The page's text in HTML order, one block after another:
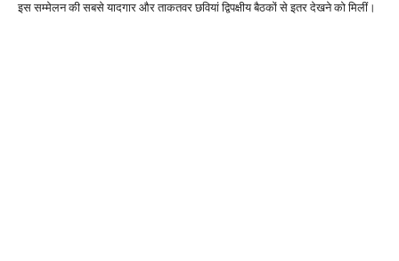
इस सम्मेलन की सबसे यादगार और ताकतवर छवियां द्विपक्षीय बैठकों से इतर देखने को मिलीं।